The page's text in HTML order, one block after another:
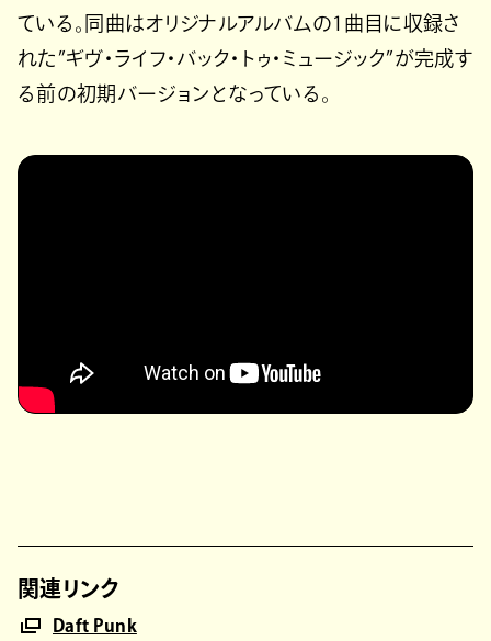
ている。同曲はオリジナルアルバムの1曲目に収録さ
れた”ギヴ・ライフ・バック・トゥ・ミュージック”が完成す
る前の初期バージョンとなっている。
関連リンク
Daft Punk